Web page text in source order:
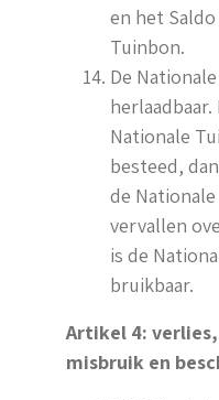
en het
Tuinbon.
De
Nationale
besteed,
de
vervallen
is de
bruikbaar.
Artikel 4:
misbruik en